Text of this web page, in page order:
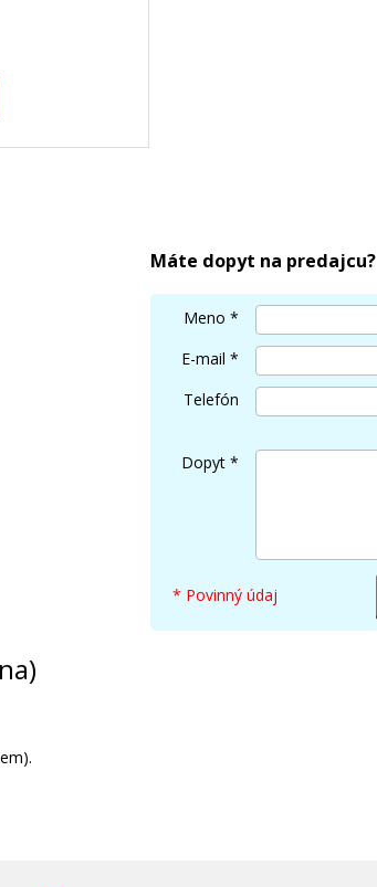
PGI-
PGI-550
Máte dopyt na predajcu?
Meno *
E-mail *
Telefón
Dopyt *
* Povinný údaj